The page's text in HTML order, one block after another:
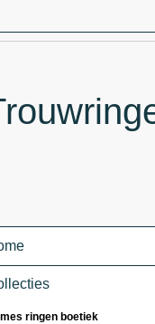
ringen boetiek